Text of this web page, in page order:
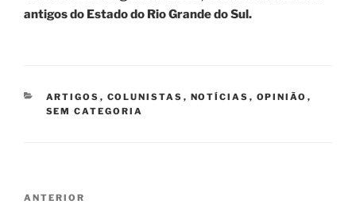
antigos do Estado do Rio Grande do Sul.
CATEGORIAS
ARTIGOS , COLUNISTAS , NOTÍCIAS , OPINIÃO ,
SEM CATEGORIA
Navegação
Post
ANTERIOR